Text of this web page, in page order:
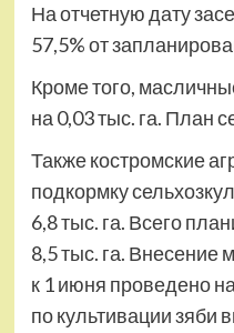
На отчетную дату
57,5% от
Кроме того,
на 0,03 тыс. га. План
Также костромские
подкормку
6,8 тыс. га. Всего
8,5 тыс. га. Внесение
к 1 июня проведено
по культивации зяби